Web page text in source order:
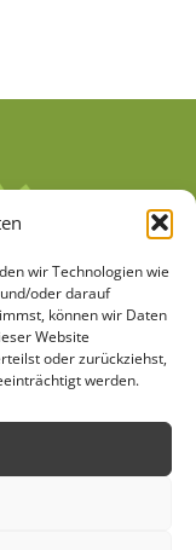
wir Technologien wie
oder darauf
können wir Daten
Website
oder zurückziehst,
werden.
Kontakt